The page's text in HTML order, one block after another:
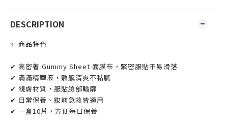
DESCRIPTION
✨ 商品特色
✔ 高密著 Gummy Sheet 面膜布，緊密服貼不易滑落
✔ 滿滿精華液，敷感清爽不黏膩
✔ 親膚材質，服貼臉部輪廓
✔ 日常保養、妝前急救皆適用
✔ 一盒10片，方便每日保養